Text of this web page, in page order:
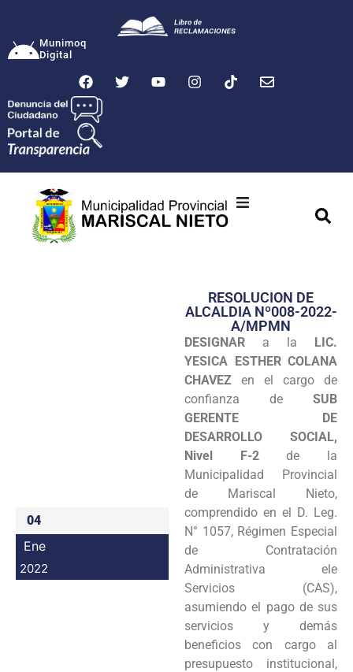
Munimoq
Digital
Transparencia
Seguridad
Programas
Intranet
04
Ene
2022
RESOLUCION DE
ALCALDIA Nº008-2022-
A/MPMN
DESIGNAR a la LIC.
YESICA ESTHER COLANA
CHAVEZ en el cargo de
confianza de SUB
GERENTE DE
DESARROLLO SOCIAL,
Nivel F-2de la
Municipalidad Provincial
de Mariscal Nieto,
comprendido en el D. Leg.
N° 1057, Régimen Especial
de Contratación
Administrativa ele
Servicios (CAS),
asumiendo el pago de sus
servicios y demás
beneficios con cargo al
presupuesto institucional,